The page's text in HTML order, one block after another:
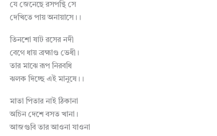
যে জেনেছে রসপন্থি সে
দেখিতে পায় অনায়াসে।।
তিনশো ষাট রসের নদী
বেগে ধায় ব্রহ্মাণ্ড ভেধী।
তার মাঝে রূপ নিরবধি
ঝলক দিচ্ছে এই মানুষে।।
মাতা পিতার নাই ঠিকানা
অচিন দেশে বসত খানা।
আজগুবি তার আওনা যাওনা